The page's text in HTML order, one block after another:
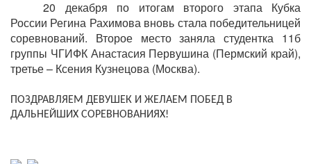
20 декабря по итогам второго этапа Кубка
России Регина Рахимова вновь стала победительницей
соревнований. Второе место заняла студентка 11б
группы ЧГИФК Анастасия Первушина (Пермский край),
третье – Ксения Кузнецова (Москва).
ПОЗДРАВЛЯЕМ ДЕВУШЕК И ЖЕЛАЕМ ПОБЕД В
ДАЛЬНЕЙШИХ СОРЕВНОВАНИЯХ!